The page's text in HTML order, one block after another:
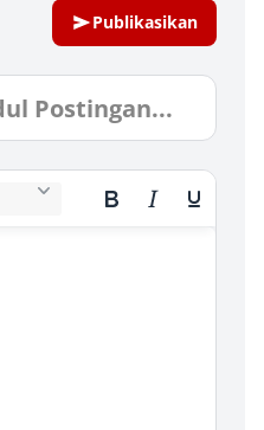
Publikasikan